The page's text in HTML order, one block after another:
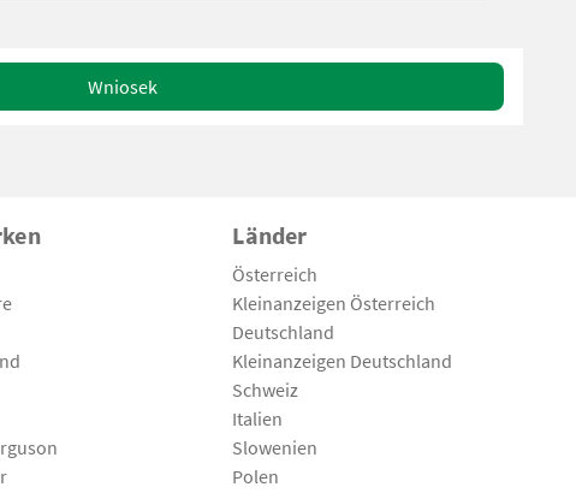
Wniosek
Länder
Österreich
Kleinanzeigen Österreich
Deutschland
Kleinanzeigen Deutschland
Schweiz
Italien
Slowenien
Polen